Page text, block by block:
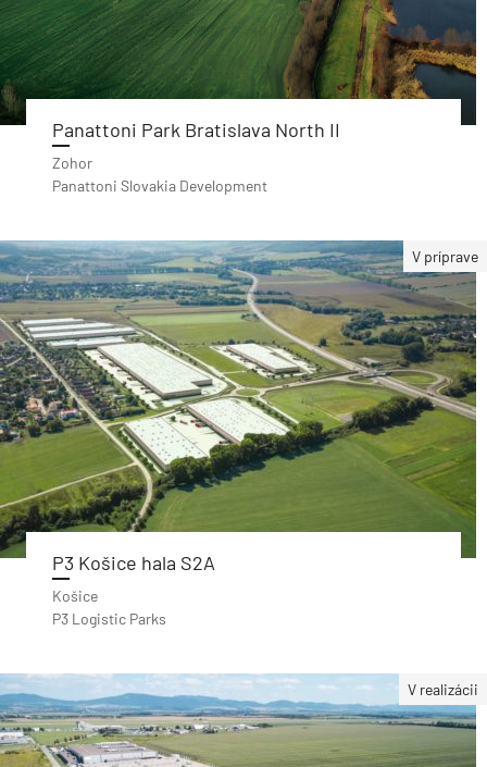
Panattoni Park Bratislava North II
Zohor
Panattoni Slovakia Development
V príprave
P3 Košice hala S2A
Košice
P3 Logistic Parks
V realizácii